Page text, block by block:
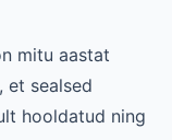
mitu aastat
et sealsed
hooldatud ning